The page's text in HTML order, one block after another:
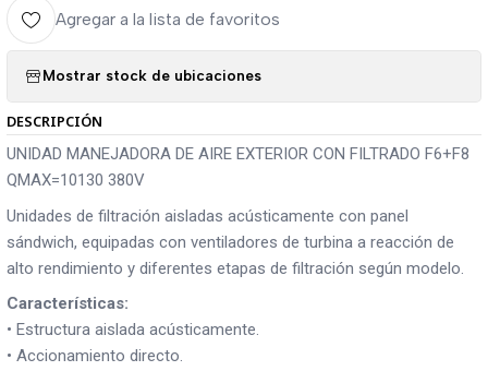
Agregar a la lista de favoritos
Mostrar stock de ubicaciones
DESCRIPCIÓN
UNIDAD MANEJADORA DE AIRE EXTERIOR CON FILTRADO F6+F8
QMAX=10130 380V
Unidades de filtración aisladas acústicamente con panel
sándwich, equipadas con ventiladores de turbina a reacción de
alto rendimiento y diferentes etapas de filtración según modelo.
Características:
• Estructura aislada acústicamente.
• Accionamiento directo.